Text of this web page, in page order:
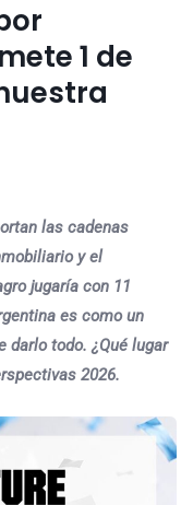
1 de
las cadenas
y el
jugaría con 11
es como un
darlo todo. ¿Qué lugar
2026.